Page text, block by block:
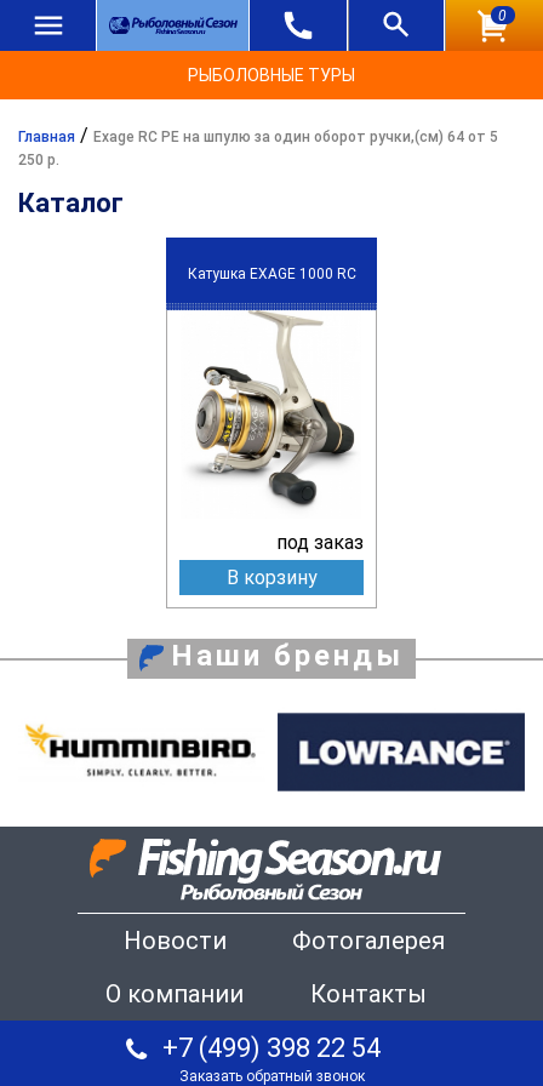
0
РЫБОЛОВНЫЕ ТУРЫ
Главная / Exage RC PE на шпулю за один оборот ручки,(см) 64 от 5
250 р.
Каталог
Катушка EXAGE 1000 RC
под заказ
В корзину
Наши бренды
Новости
Фотогалерея
О компании
Контакты
+7 (499) 398 22 54
Заказать обратный звонок